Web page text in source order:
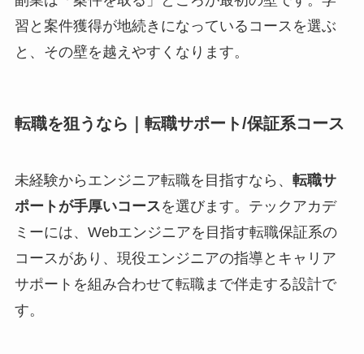
習と案件獲得が地続きになっているコースを選ぶ
と、その壁を越えやすくなります。
転職を狙うなら｜転職サポート/保証系コース
未経験からエンジニア転職を目指すなら、 転職サ
ポートが手厚いコースを選びます。テックアカデ
ミーには、Webエンジニアを目指す転職保証系の
コースがあり、現役エンジニアの指導とキャリア
サポートを組み合わせて転職まで伴走する設計で
す。